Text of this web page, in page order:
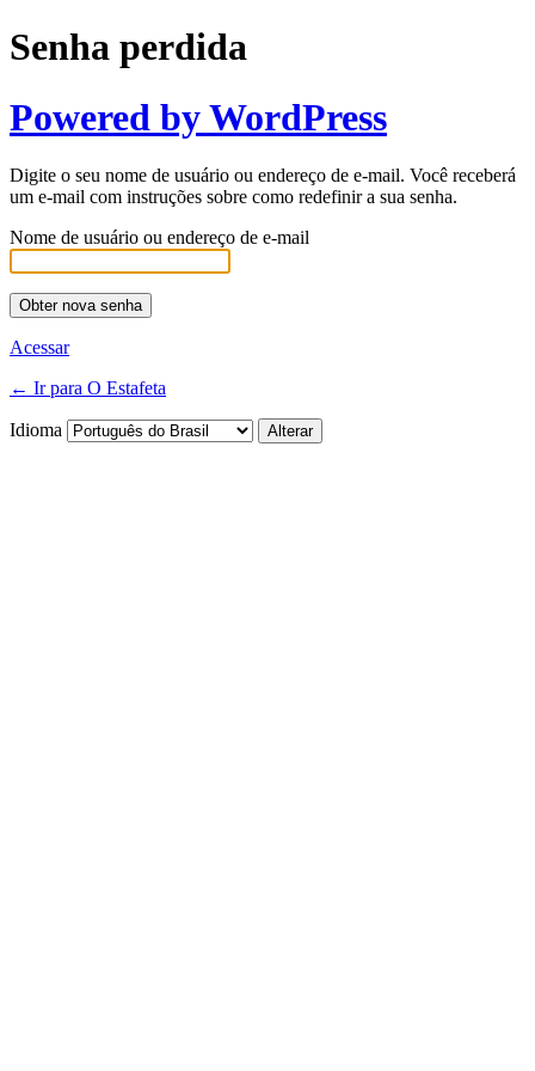
Senha perdida
Powered by WordPress
Digite o seu nome de usuário ou endereço de e-mail. Você receberá
um e-mail com instruções sobre como redefinir a sua senha.
Nome de usuário ou endereço de e-mail
Acessar
← Ir para O Estafeta
Idioma